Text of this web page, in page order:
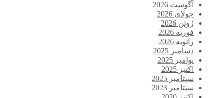
آگوست 2026
جولای 2026
ژوئن 2026
فوریه 2026
ژانویه 2026
دسامبر 2025
نوامبر 2025
اکتبر 2025
سپتامبر 2025
سپتامبر 2023